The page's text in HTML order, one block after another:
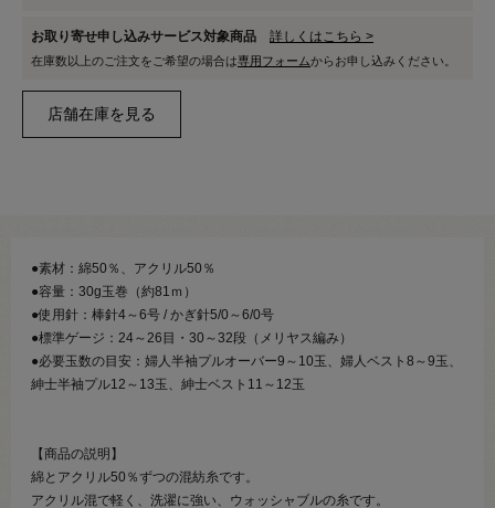
お取り寄せ申し込みサービス対象商品 詳しくはこちら >
在庫数以上のご注文をご希望の場合は専用フォームからお申し込みください。
●素材：綿50％、アクリル50％
●容量：30g玉巻（約81ｍ）
●使用針：棒針4～6号 / かぎ針5/0～6/0号
●標準ゲージ：24～26目・30～32段（メリヤス編み）
●必要玉数の目安：婦人半袖プルオーバー9～10玉、婦人ベスト8～9玉、
紳士半袖プル12～13玉、紳士ベスト11～12玉
【商品の説明】
綿とアクリル50％ずつの混紡糸です。
アクリル混で軽く、洗濯に強い、ウォッシャブルの糸です。